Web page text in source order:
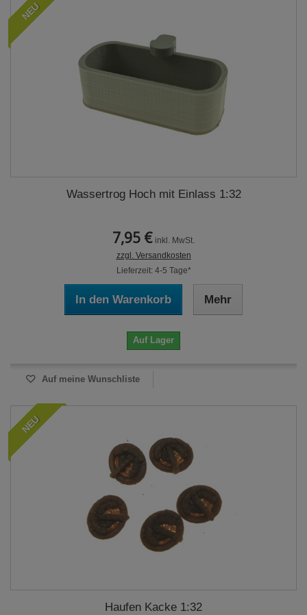
NEU
Wassertrog Hoch mit Einlass 1:32
7,95 € inkl. MwSt.
zzgl. Versandkosten
Lieferzeit: 4-5 Tage*
In den Warenkorb Mehr
Auf Lager
Auf meine Wunschliste
NEU
Haufen Kacke 1:32